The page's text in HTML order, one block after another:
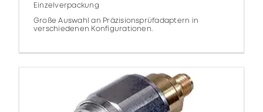
Einzelverpackung
Große Auswahl an Präzisionsprüfadaptern in
verschiedenen Konfigurationen.